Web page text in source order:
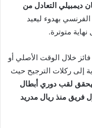
ديمبيلي التعادل من
بهدوء ليعيد
متوترة.
خلال الوقت الأصلي أو
إلى ركلات الترجيح حيث
لقب دوري أبطال
فريق منذ ريال مدريد